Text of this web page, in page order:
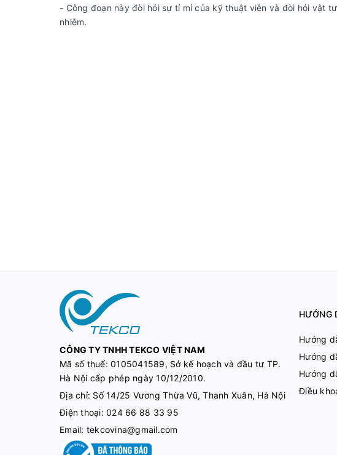
- Công đoạn này đòi hỏi sự tỉ mỉ của kỹ thuật viên và đòi hỏi vật
nhiễm.
CÔNG TY TNHH TEKCO VIỆT NAM
Mã số thuế: 0105041589, Sở kế hoạch và đầu tư TP.
Hà Nội cấp phép ngày 10/12/2010.
Địa chỉ: Số 14/25 Vương Thừa Vũ, Thanh Xuân, Hà Nội
Điện thoại: 024 66 88 33 95
Email: tekcovina@gmail.com
HƯỚNG
Hướng
Hướng
Hướng
Điều